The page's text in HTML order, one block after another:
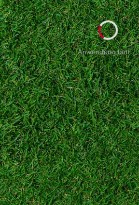
Anwendung lädt ...